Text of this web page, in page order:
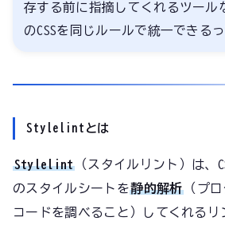
存する前に指摘してくれるツール
のCSSを同じルールで統一できるっ
Stylelintとは
Stylelint （スタイルリント）は、
のスタイルシートを静的解析 （プ
コードを調べること）してくれるリ